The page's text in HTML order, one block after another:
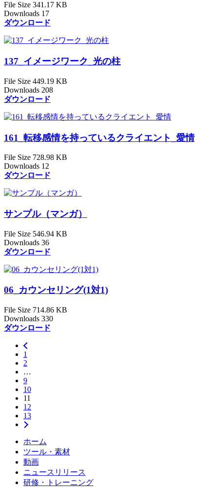
File Size 341.17 KB
Downloads 17
ダウンロード
137_イメージワーク_光の柱
File Size 449.19 KB
Downloads 208
ダウンロード
161_転移感情を持っているクライエント_愛情
File Size 728.98 KB
Downloads 12
ダウンロード
サンプル（マンガ）
File Size 546.94 KB
Downloads 36
ダウンロード
06_カウンセリング(1対1)
File Size 714.86 KB
Downloads 330
ダウンロード
1
2
…
9
10
11
12
13
ホーム
ツール・素材
動画
ニュースリリース
研修・トレーニング